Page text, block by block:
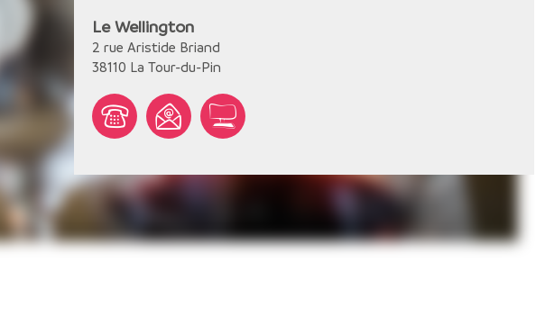
Le Wellington
2 rue Aristide Briand
38110 La Tour-du-Pin